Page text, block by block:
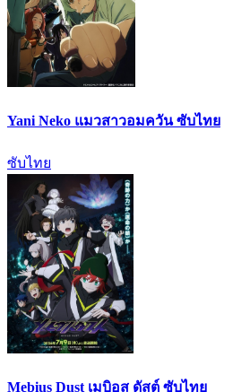
Yani Neko แมวสาวอมควัน ซับไทย
ซับไทย
Mebius Dust เมบิอุส ดัสต์ ซับไทย